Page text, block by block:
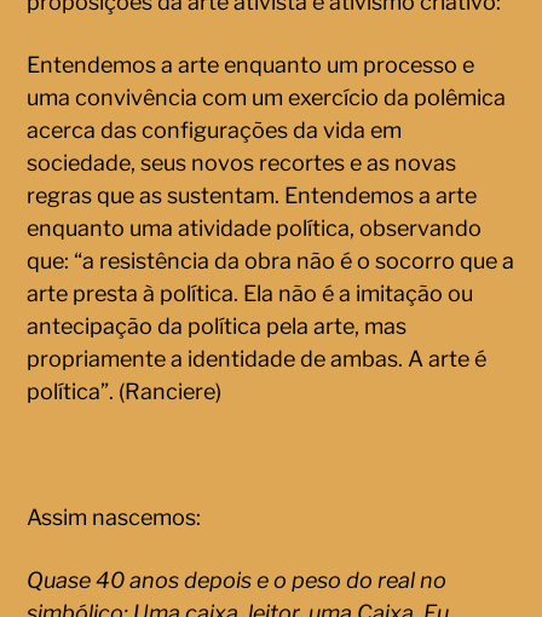
Entendemos a arte enquanto um processo e
uma convivência com um exercício da polêmica
acerca das configurações da vida em
sociedade, seus novos recortes e as novas
regras que as sustentam. Entendemos a arte
enquanto uma atividade política, observando
que: “a resistência da obra não é o socorro que a
arte presta à política. Ela não é a imitação ou
antecipação da política pela arte, mas
propriamente a identidade de ambas. A arte é
política”. (Ranciere)
Assim nascemos:
Quase 40 anos depois e o peso do real no